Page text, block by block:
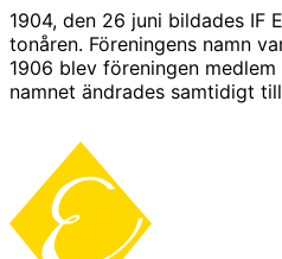
1904, den 26 juni bildades IF
tonåren. Föreningens namn
1906 blev föreningen
namnet ändrades samtidigt